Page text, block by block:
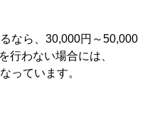
なら、30,000円～50,000
行わない場合には、
っています。